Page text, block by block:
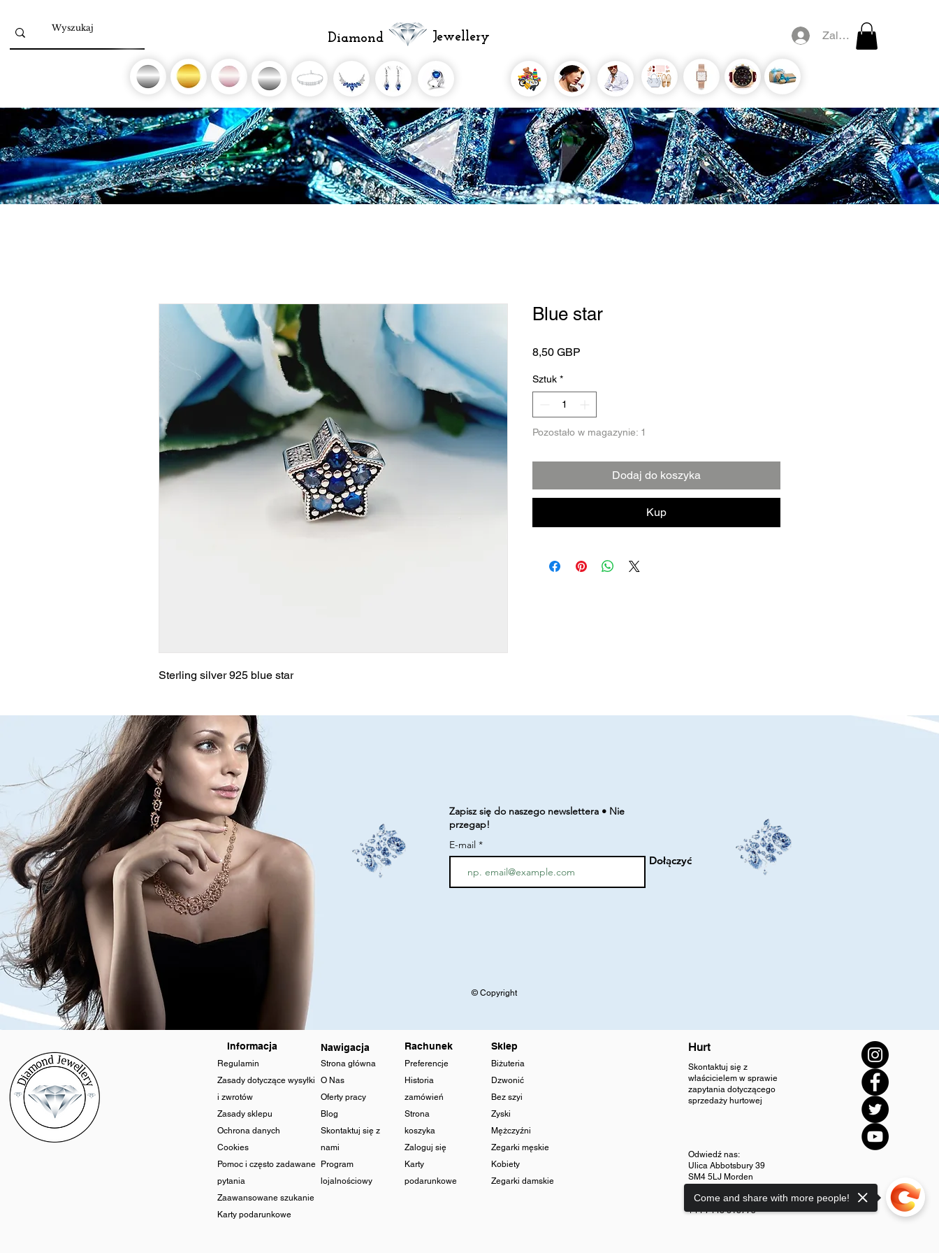
Diamond Jewellery Zaloguj się
Sterling silver 925 blue star
Blue star
8,50 GBP
Sztuk *
Pozostało w magazynie: 1
Dodaj do koszyka
Kup
Zapisz się do naszego newslettera • Nie
przegap!
E-mail
Dołączyć
© Copyright
Informacja
Regulamin
Zasady dotyczące wysyłki
i zwrotów
Zasady sklepu
Ochrona danych
Cookies
Pomoc i często zadawane
pytania
Zaawansowane szukanie
Karty podarunkowe
Nawigacja
Strona główna
O Nas
Oferty pracy
Blog
Skontaktuj się z
nami
Program
lojalnościowy
Rachunek
Preferencje
Historia
zamówień
Strona
koszyka
Zaloguj się
Karty
podarunkowe
Sklep
Biżuteria
Dzwonić
Bez szyi
Zyski
Mężczyźni
Zegarki męskie
Kobiety
Zegarki damskie
Hurt
Skontaktuj się z
właścicielem w sprawie
zapytania dotyczącego
sprzedaży hurtowej
Odwiedź nas:
Ulica Abbotsbury 39
SM4 5LJ Morden
info@diamondjewellery.store
+44 7448 318775
Come and share with more people!